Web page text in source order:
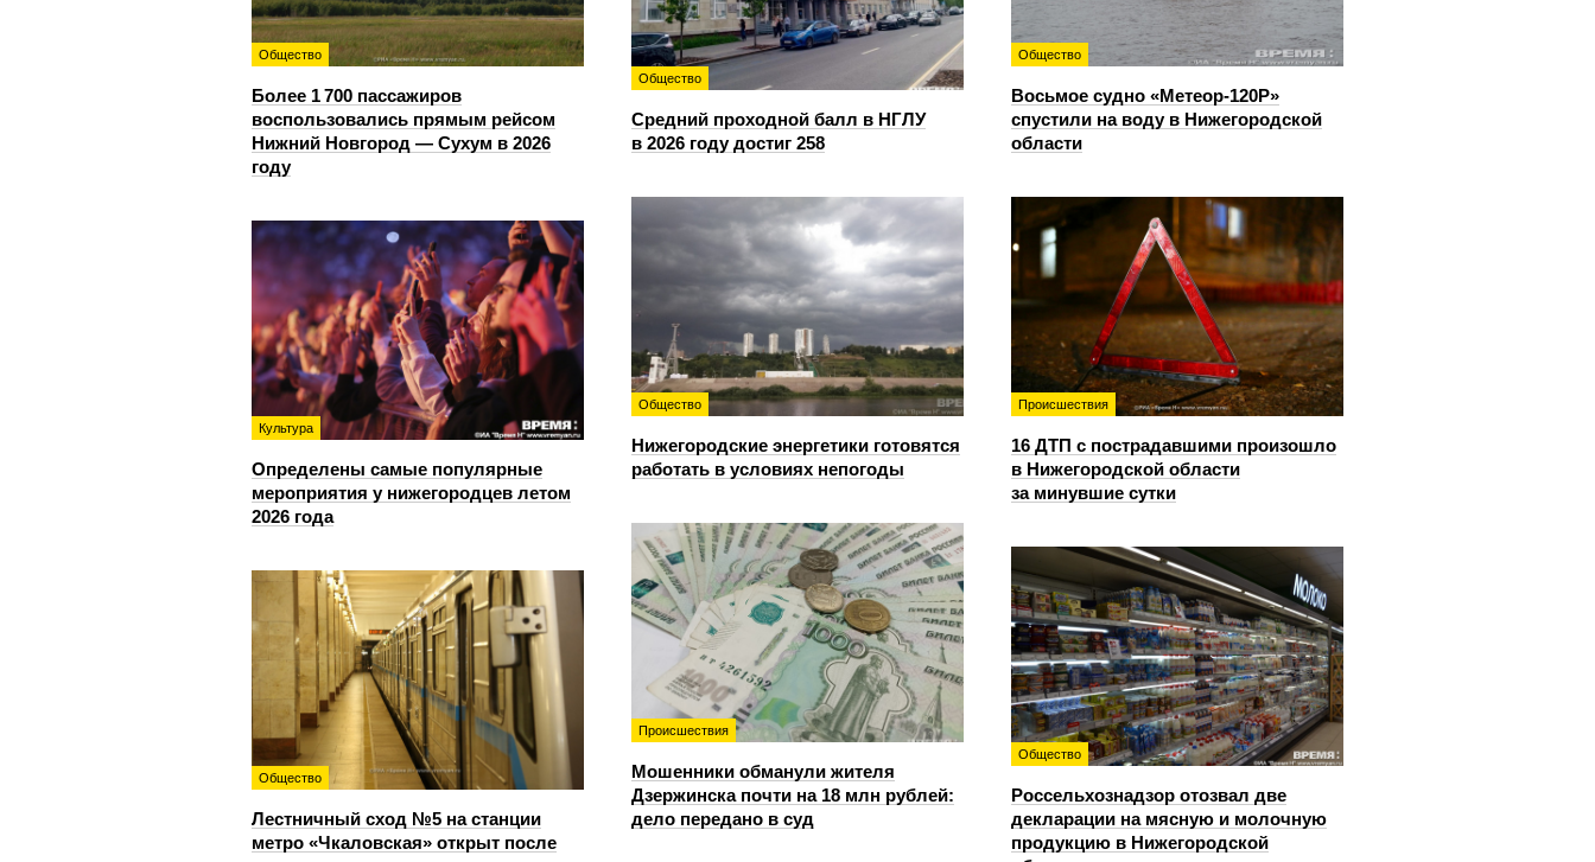
Общество
Более 1 700 пассажиров
воспользовались прямым рейсом
Нижний Новгород — Сухум в 2026
году
Общество
Восьмое судно «Метеор-120Р»
спустили на воду в Нижегородской
области
Общество
Средний проходной балл в НГЛУ
в 2026 году достиг 258
Общество
Нижегородские энергетики готовятся
работать в условиях непогоды
Происшествия
16 ДТП с пострадавшими произошло
в Нижегородской области
за минувшие сутки
Культура
Определены самые популярные
мероприятия у нижегородцев летом
2026 года
Происшествия
Мошенники обманули жителя
Дзержинска почти на 18 млн рублей:
дело передано в суд
Общество
Россельхознадзор отозвал две
декларации на мясную и молочную
продукцию в Нижегородской
Общество
Лестничный сход №5 на станции
метро «Чкаловская» открыт после